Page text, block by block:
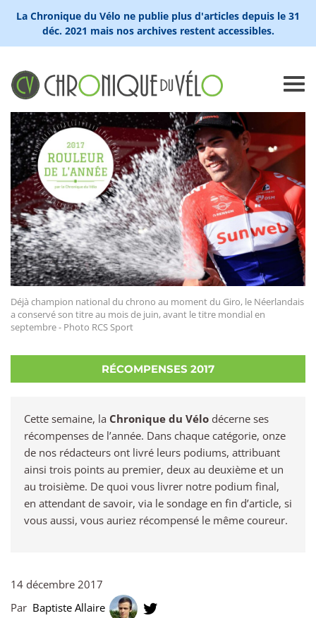
La Chronique du Vélo ne publie plus d'articles depuis le 31
déc. 2021 mais nos archives restent accessibles.
Déjà champion national du chrono au moment du Giro, le Néerlandais
a conservé son titre au mois de juin, avant le titre mondial en
septembre - Photo RCS Sport
RÉCOMPENSES 2017
Cette semaine, la Chronique du Vélo décerne ses
récompenses de l’année. Dans chaque catégorie, onze
de nos rédacteurs ont livré leurs podiums, attribuant
ainsi trois points au premier, deux au deuxième et un
au troisième. De quoi vous livrer notre podium final,
en attendant de savoir, via le sondage en fin d’article, si
vous aussi, vous auriez récompensé le même coureur.
14 décembre 2017
Par Baptiste Allaire